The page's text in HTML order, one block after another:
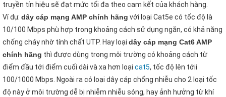
truyền tín hiệu sẽ đạt mức tối đa theo cam kết của khách hàng.
Ví dụ: dây cáp mạng AMP chính hãng với loại Cat5e có tốc độ là
10/100 Mbps phù hợp trong khoảng cách sử dụng ngắn, có khả năng
chống cháy nhờ tính chất UTP. Hay loại dây cáp mạng Cat6 AMP
chính hãng thì được dùng trong môi trường có khoảng cách từ
điểm đầu tới điểm cuối dài và xa hơn loại cat5, tốc độ lên tớii
100/1000 Mbps. Ngoài ra có loại dây cáp chống nhiễu cho 2 loại tốc
độ này ở môi trường dễ bị nhiễm nhiễu sóng, hay ảnh hưởng từ khí